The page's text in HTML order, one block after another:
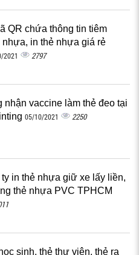
QR chứa thông tin tiêm
nhựa, in thẻ nhựa giá rẻ
2021 2797
vaccine làm thẻ đeo tại
05/10/2021 2250
ty in thẻ nhựa giữ xe lấy liền,
thẻ nhựa PVC TPHCM
sinh, thẻ thư viện, thẻ ra